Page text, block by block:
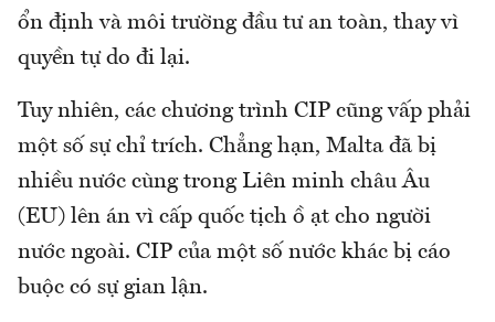
ổn định và môi trường đầu tư an toàn, thay vì
quyền tự do đi lại.
Tuy nhiên, các chương trình CIP cũng vấp phải
một số sự chỉ trích. Chẳng hạn, Malta đã bị
nhiều nước cùng trong Liên minh châu Âu
(EU) lên án vì cấp quốc tịch ồ ạt cho người
nước ngoài. CIP của một số nước khác bị cáo
buộc có sự gian lận.